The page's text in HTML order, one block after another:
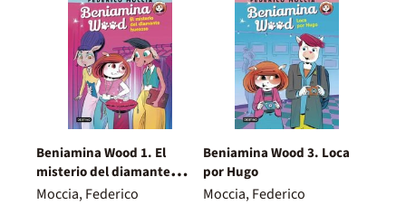
Beniamina Wood 1. El
misterio del diamante
huesoso
Moccia, Federico
Beniamina Wood 3. Loca
por Hugo
Moccia, Federico